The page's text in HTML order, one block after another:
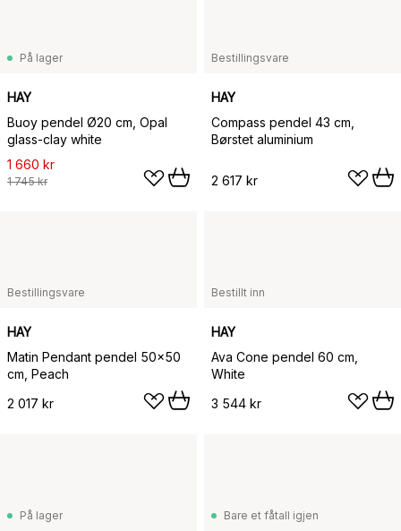
På lager
HAY
Buoy pendel Ø20 cm, Opal
glass-clay white
1 660 kr
1 745 kr
Bestillingsvare
HAY
Compass pendel 43 cm,
Børstet aluminium
2 617 kr
Bestillingsvare
HAY
Matin Pendant pendel 50x50
cm, Peach
2 017 kr
Bestillt inn
HAY
Ava Cone pendel 60 cm,
White
3 544 kr
På lager Bare et fåtall igjen